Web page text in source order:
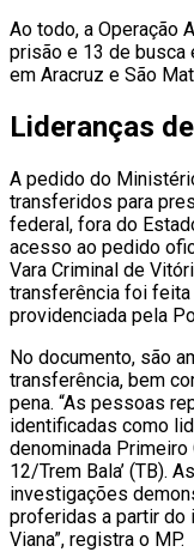
Ao todo, a Operação
prisão e 13 de busca
em Aracruz e São
Lideranças
A pedido do
transferidos para
federal, fora do
acesso ao pedido
Vara Criminal de
transferência foi feita
providenciada pela
No documento, são
transferência, bem
pena. “As pessoas
identificadas como
denominada Primeiro
12/Trem Bala’ (TB).
investigações
proferidas a partir do
Viana”, registra o MP.